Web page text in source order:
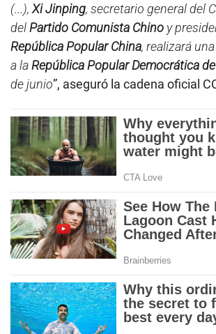
(...), Xi Jinping, secretario general del
delPartido Comunista Chino y
República Popular China, realizará
a laRepública Popular Democrática
de junio”, aseguró la cadena oficial